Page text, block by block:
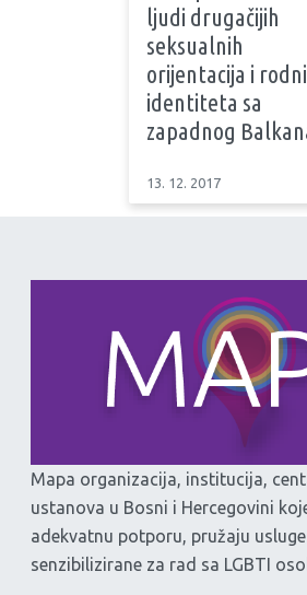
ljudi drugačijih
seksualnih
orijentacija i
identiteta sa
zapadnog
13. 12. 2017
Mapa organizacija, institucija,
ustanova u Bosni i Hercegovini
adekvatnu potporu, pružaju
senzibilizirane za rad sa LGBTI